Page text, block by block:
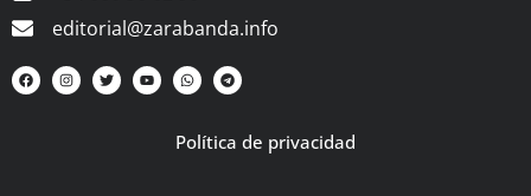
editorial@zarabanda.info
Política de privacidad